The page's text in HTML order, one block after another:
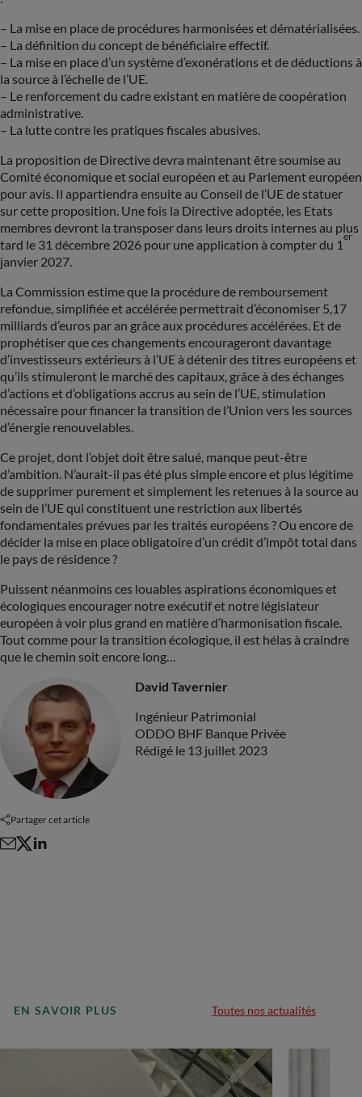
– La mise en place de procédures harmonisées et dématérialisées.
– La définition du concept de bénéficiaire effectif.
– La mise en place d’un système d’exonérations et de déductions à
la source à l’échelle de l’UE.
– Le renforcement du cadre existant en matière de coopération
administrative.
– La lutte contre les pratiques fiscales abusives.
La proposition de Directive devra maintenant être soumise au
Comité économique et social européen et au Parlement européen
pour avis. Il appartiendra ensuite au Conseil de l’UE de statuer
sur cette proposition. Une fois la Directive adoptée, les Etats
membres devront la transposer dans leurs droits internes au plus
tard le 31 décembre 2026 pour une application à compter du 1
er
janvier 2027.
La Commission estime que la procédure de remboursement
refondue, simplifiée et accélérée permettrait d’économiser 5,17
milliards d’euros par an grâce aux procédures accélérées. Et de
prophétiser que ces changements encourageront davantage
d’investisseurs extérieurs à l’UE à détenir des titres européens et
qu’ils stimuleront le marché des capitaux, grâce à des échanges
d’actions et d’obligations accrus au sein de l’UE, stimulation
nécessaire pour financer la transition de l’Union vers les sources
d’énergie renouvelables.
Ce projet, dont l’objet doit être salué, manque peut-être
d’ambition. N’aurait-il pas été plus simple encore et plus légitime
de supprimer purement et simplement les retenues à la source au
sein de l’UE qui constituent une restriction aux libertés
fondamentales prévues par les traités européens ? Ou encore de
décider la mise en place obligatoire d’un crédit d’impôt total dans
le pays de résidence ?
Puissent néanmoins ces louables aspirations économiques et
écologiques encourager notre exécutif et notre législateur
européen à voir plus grand en matière d’harmonisation fiscale.
Tout comme pour la transition écologique, il est hélas à craindre
que le chemin soit encore long…
David Tavernier
Ingénieur Patrimonial
ODDO BHF Banque Privée
Rédigé le 13 juillet 2023
Partager cet article
EN SAVOIR PLUS Toutes nos actualités